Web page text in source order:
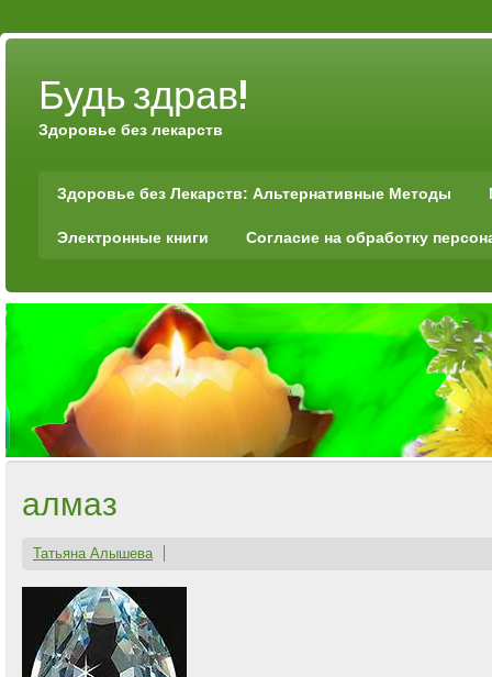
Будь здрав!
Здоровье без лекарств
Здоровье без Лекарств: Альтернативные Методы
Электронные книги Согласие на обработку
алмаз
Татьяна Алышева